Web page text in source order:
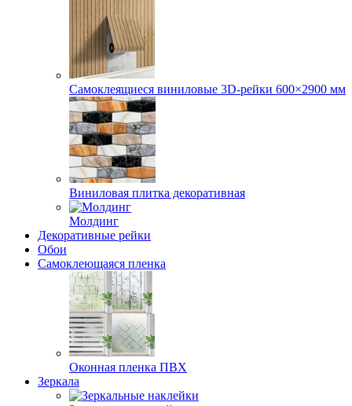
Самоклеящиеся виниловые 3D‑рейки 600×2900 мм
Виниловая плитка декоративная
Молдинг
Декоративные рейки
Обои
Самоклеющаяся пленка
Оконная пленка ПВХ
Зеркала